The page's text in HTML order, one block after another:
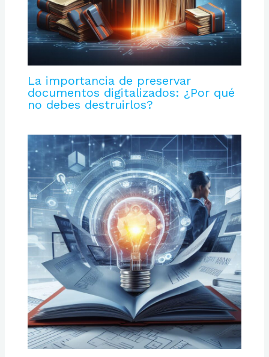
La importancia de preservar
documentos digitalizados: ¿Por qué
no debes destruirlos?